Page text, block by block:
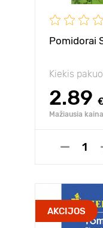
Pomidorai
Kiekis
2.89
Mažiausia
AKCIJOS